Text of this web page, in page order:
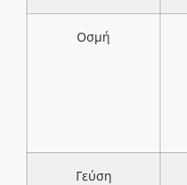
Οσμή
Γεύση